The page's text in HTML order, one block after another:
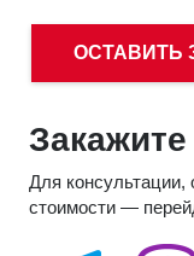
ОСТАВИТЬ
Для консультации,
стоимости —